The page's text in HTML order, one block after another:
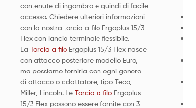
contenute di ingombro e quindi di facile
accesso. Chiedere ulteriori informazioni
con la nostra torcia a filo Ergoplus 15/3
Flex con lancia terminale flessibile.
La Torcia a filoErgoplus 15/3 Flex nasce
con attacco posteriore modello Euro,
ma possiamo fornirla con ogni genere
di attacco o adattatore, tipo Teco,
Miller, Lincoln. Le Torcia a filoErgoplus
15/3 Flex possono essere fornite con 3